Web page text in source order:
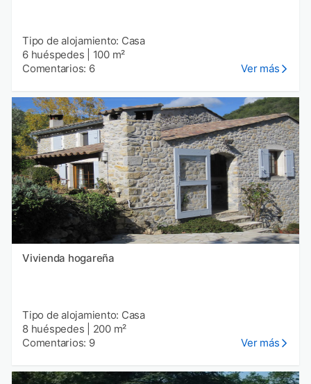
Tipo de alojamiento: Casa
6 huéspedes
100 m²
Comentarios: 6
Ver más
Vivienda hogareña
Tipo de alojamiento: Casa
8 huéspedes
200 m²
Comentarios: 9
Ver más